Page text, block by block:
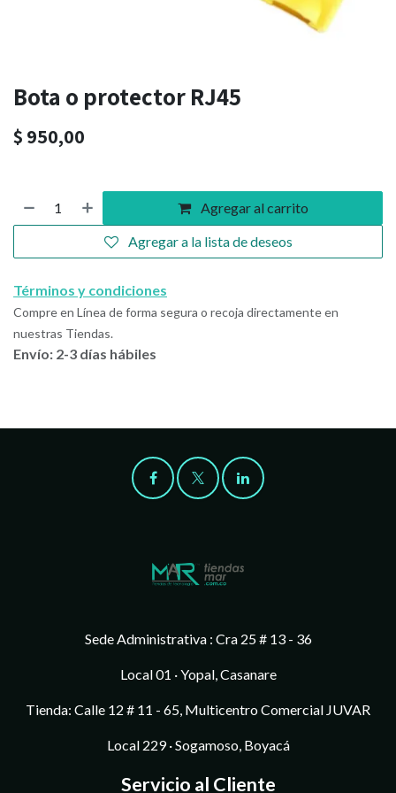
Bota o protector RJ45
$ 950,00
Agregar al carrito
Agregar a la lista de deseos
Términos y condiciones
Compre en Línea de forma segura o recoja directamente en
nuestras Tiendas.
Envío: 2-3 días hábiles
Sede Administrativa : Cra 25 # 13 - 36
Local 01 · Yopal, Casanare
Tienda: Calle 12 # 11 - 65, Multicentro Comercial JUVAR
Local 229 · Sogamoso, Boyacá
Servicio al Cliente